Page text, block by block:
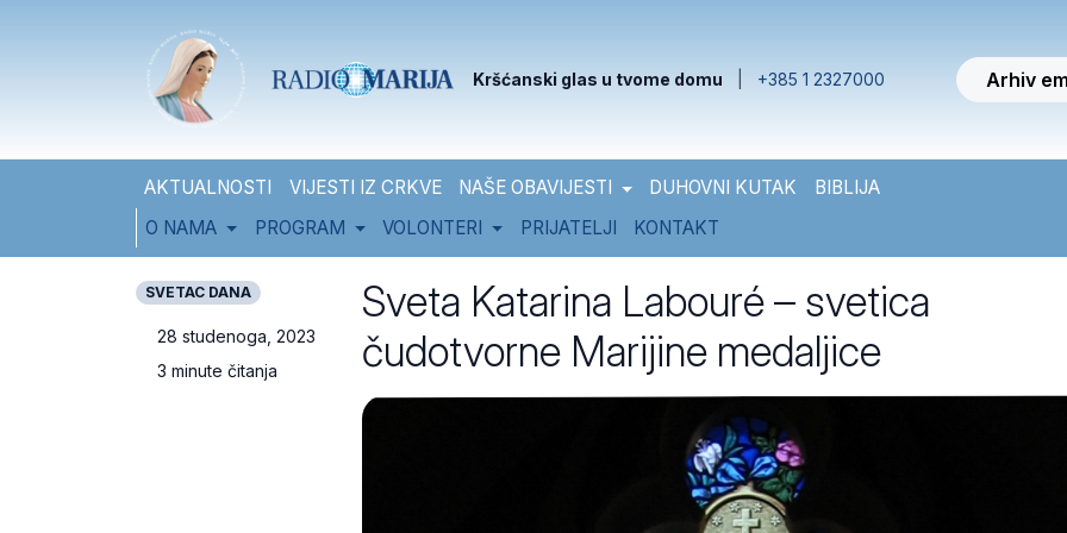
Kršćanski glas u tvome domu +385 1 2327000 Arhiv
AKTUALNOSTI VIJESTI IZ CRKVE NAŠE OBAVIJESTI DUHOVNI KUTAK
BIBLIJA
O NAMA
PROGRAM VOLONTERI PRIJATELJI KONTAKT
SVETAC DANA
28 studenoga, 2023
3 minute čitanja
Sveta Katarina Labouré – svetica
čudotvorne Marijine medaljice